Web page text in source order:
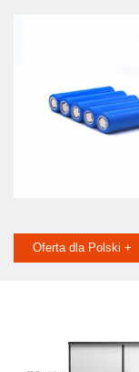
Oferta dla Polski +